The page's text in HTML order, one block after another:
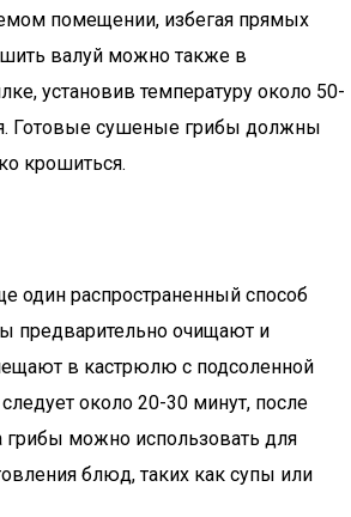
помещении, избегая прямых
валуй можно также в
установив температуру около 50-
Готовые сушеные грибы должны
крошиться.
один распространенный способ
предварительно очищают и
в кастрюлю с подсоленной
около 20-30 минут, после
грибы можно использовать для
блюд, таких как супы или